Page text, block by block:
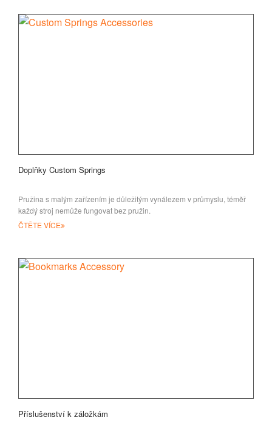
Doplňky Custom Springs
Pružina s malým zařízením je důležitým vynálezem v průmyslu, téměř
každý stroj nemůže fungovat bez pružin.
ČTĚTE VÍCE
Příslušenství k záložkám